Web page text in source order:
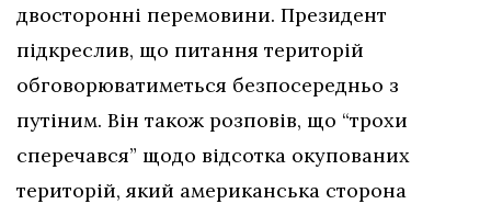
двосторонні перемовини. Президент
підкреслив, що питання територій
обговорюватиметься безпосередньо з
путіним. Він також розповів, що “трохи
сперечався” щодо відсотка окупованих
територій, який американська сторона